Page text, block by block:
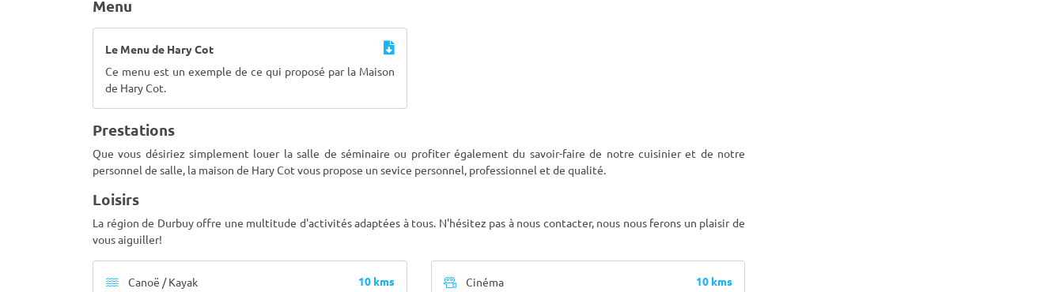
Menu
Le Menu de Hary Cot
Ce menu est un exemple de ce qui proposé par la Maison
de Hary Cot.
Prestations
Que vous désiriez simplement louer la salle de séminaire ou profiter également du savoir-faire de notre cuisinier et de notre
personnel de salle, la maison de Hary Cot vous propose un sevice personnel, professionnel et de qualité.
Loisirs
La région de Durbuy offre une multitude d'activités adaptées à tous. N'hésitez pas à nous contacter, nous nous ferons un plaisir de
vous aiguiller!
Canoë / Kayak 10 kms Cinéma 10 kms